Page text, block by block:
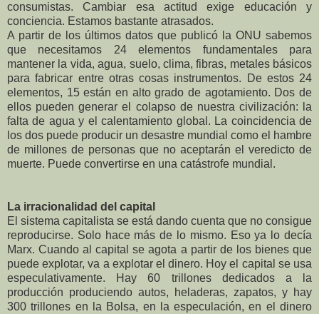
consumistas. Cambiar esa actitud exige educación y
conciencia. Estamos bastante atrasados.
A partir de los últimos datos que publicó la ONU sabemos
que necesitamos 24 elementos fundamentales para
mantener la vida, agua, suelo, clima, fibras, metales básicos
para fabricar entre otras cosas instrumentos. De estos 24
elementos, 15 están en alto grado de agotamiento. Dos de
ellos pueden generar el colapso de nuestra civilización: la
falta de agua y el calentamiento global. La coincidencia de
los dos puede producir un desastre mundial como el hambre
de millones de personas que no aceptarán el veredicto de
muerte. Puede convertirse en una catástrofe mundial.
La irracionalidad del capital
El sistema capitalista se está dando cuenta que no consigue
reproducirse. Solo hace más de lo mismo. Eso ya lo decía
Marx. Cuando al capital se agota a partir de los bienes que
puede explotar, va a explotar el dinero. Hoy el capital se usa
especulativamente. Hay 60 trillones dedicados a la
producción produciendo autos, heladeras, zapatos, y hay
300 trillones en la Bolsa, en la especulación, en el dinero